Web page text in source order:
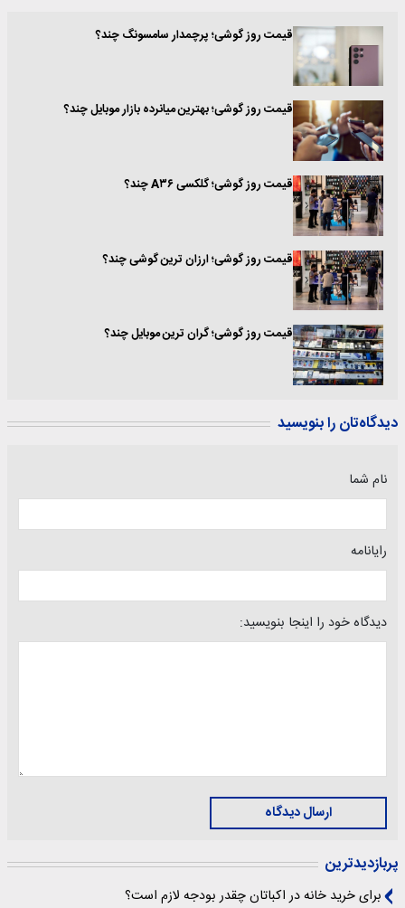
قیمت روز گوشی؛ پرچمدار سامسونگ چند؟
قیمت روز گوشی؛ بهترین میانرده بازار موبایل چند؟
قیمت روز گوشی؛ گلکسی A۳۶ چند؟
قیمت روز گوشی؛ ارزان ترین گوشی چند؟
قیمت روز گوشی؛ گران ترین موبایل چند؟
دیدگاه‌تان را بنویسید
نام شما
رایانامه
دیدگاه خود را اینجا بنویسید:
ارسال دیدگاه
پربازدیدترین
برای خرید خانه در اکباتان چقدر بودجه لازم است؟